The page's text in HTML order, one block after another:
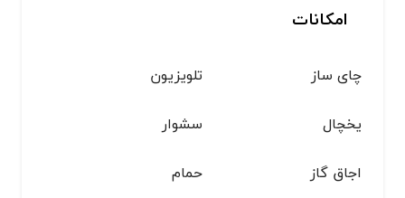
امکانات
چای ساز
تلویزیون
یخچال
سشوار
اجاق گاز
حمام